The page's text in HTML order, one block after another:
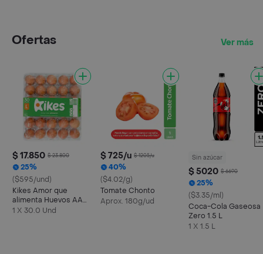
Ofertas Ver más
$ 17.850 $ 23.800
25%
($595/und)
Kikes Amor que
alimenta Huevos AA
Rojos L
1 X 30.0 Und
$ 725/u $ 1205/u
40%
($4.02/g)
Tomate Chonto
Aprox. 180g/ud
Sin azúcar
$ 5020 $ 6690
25%
($3.35/ml)
Coca-Cola Gaseosa
Zero 1.5 L
1 X 1.5 L